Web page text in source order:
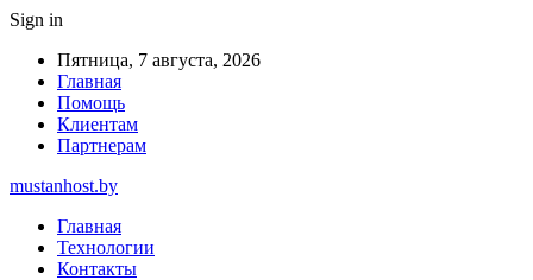
Sign in
Пятница, 7 августа, 2026
Главная
Помощь
Клиентам
Партнерам
mustanhost.by
Главная
Технологии
Контакты